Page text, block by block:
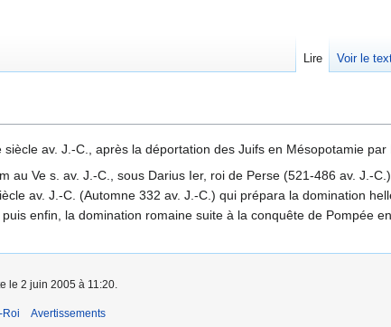
av. J.-C., après la déportation des Juifs en Mésopotamie par
au Ve s. av. J.-C., sous Darius Ier, roi de Perse (521-486 av. J.-
av. J.-C. (Automne 332 av. J.-C.) qui prépara la domination
enfin, la domination romaine suite à la conquête de Pompée
Lire Voir le
le 2 juin 2005 à 11:20.
Roi Avertissements